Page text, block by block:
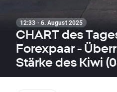
12:33 · 6. August 2025
CHART des
Forexpaar -
Stärke des Kiwi